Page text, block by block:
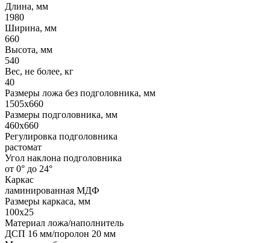
Длина, мм
1980
Ширина, мм
660
Высота, мм
540
Вес, не более, кг
40
Размеры ложа без подголовника, мм
1505x660
Размеры подголовника, мм
460x660
Регулировка подголовника
растомат
Угол наклона подголовника
от 0° до 24°
Каркас
ламинированная МДФ
Размеры каркаса, мм
100x25
Материал ложа/наполнитель
ДСП 16 мм/поролон 20 мм